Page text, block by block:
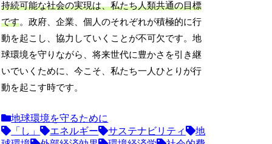
持続可能な社会の実現は、私たち人類共通の目標
です。政府、企業、個人のそれぞれが積極的に行
動を起こし、協力していくことが不可欠です。地
球環境を守りながら、将来世代に豊かさを引き継
いでいくために、今こそ、私たち一人ひとりが行
動を起こす時です。
地球環境を守るために
「し」
エネルギー サステナビリティ
地